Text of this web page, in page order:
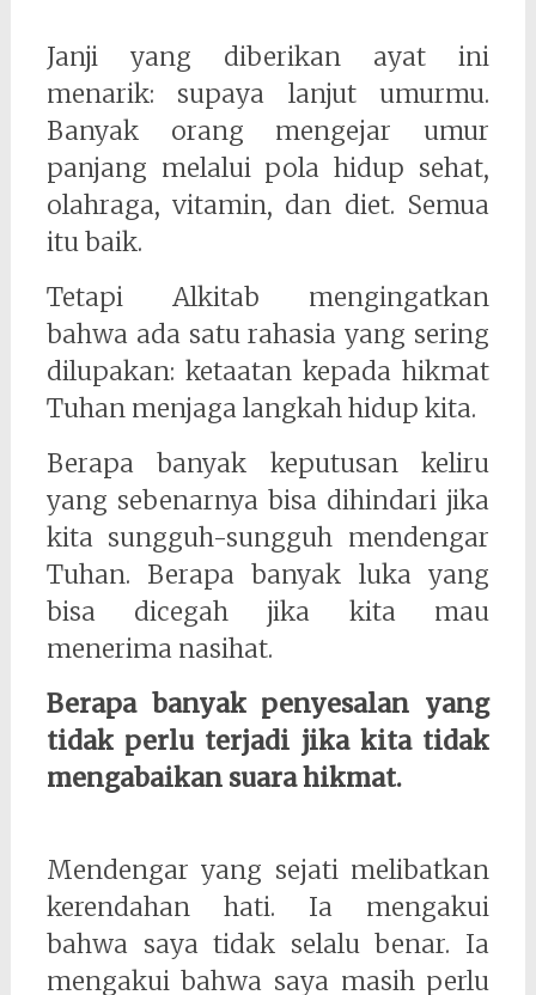
Janji yang diberikan ayat ini
menarik: supaya lanjut umurmu.
Banyak orang mengejar umur
panjang melalui pola hidup sehat,
olahraga, vitamin, dan diet. Semua
itu baik.
Tetapi Alkitab mengingatkan
bahwa ada satu rahasia yang sering
dilupakan: ketaatan kepada hikmat
Tuhan menjaga langkah hidup kita.
Berapa banyak keputusan keliru
yang sebenarnya bisa dihindari jika
kita sungguh-sungguh mendengar
Tuhan. Berapa banyak luka yang
bisa dicegah jika kita mau
menerima nasihat.
Berapa banyak penyesalan yang
tidak perlu terjadi jika kita tidak
mengabaikan suara hikmat.
Mendengar yang sejati melibatkan
kerendahan hati. Ia mengakui
bahwa saya tidak selalu benar. Ia
mengakui bahwa saya masih perlu